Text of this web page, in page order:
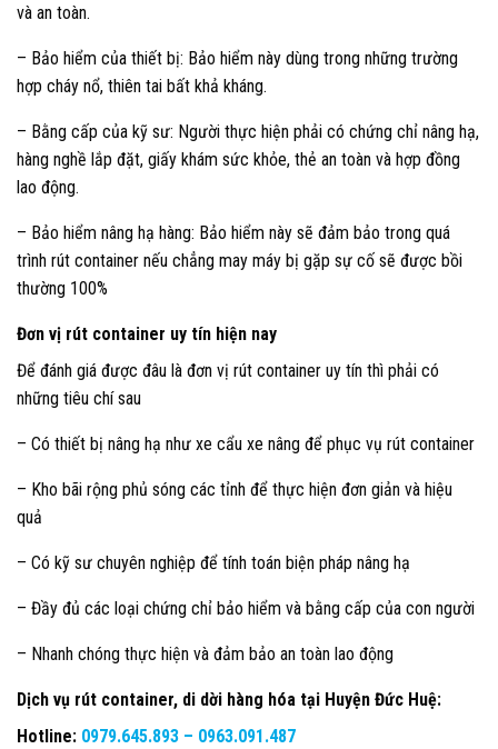
và an toàn.
– Bảo hiểm của thiết bị: Bảo hiểm này dùng trong những trường
hợp cháy nổ, thiên tai bất khả kháng.
– Bằng cấp của kỹ sư: Người thực hiện phải có chứng chỉ nâng hạ,
hàng nghề lắp đặt, giấy khám sức khỏe, thẻ an toàn và hợp đồng
lao động.
– Bảo hiểm nâng hạ hàng: Bảo hiểm này sẽ đảm bảo trong quá
trình rút container nếu chẳng may máy bị gặp sự cố sẽ được bồi
thường 100%
Đơn vị rút container uy tín hiện nay
Để đánh giá được đâu là đơn vị rút container uy tín thì phải có
những tiêu chí sau
– Có thiết bị nâng hạ như xe cẩu xe nâng để phục vụ rút container
– Kho bãi rộng phủ sóng các tỉnh để thực hiện đơn giản và hiệu
quả
– Có kỹ sư chuyên nghiệp để tính toán biện pháp nâng hạ
– Đầy đủ các loại chứng chỉ bảo hiểm và bằng cấp của con người
– Nhanh chóng thực hiện và đảm bảo an toàn lao động
Dịch vụ rút container, di dời hàng hóa tại Huyện Đức Huệ:
Hotline: 0979.645.893 – 0963.091.487